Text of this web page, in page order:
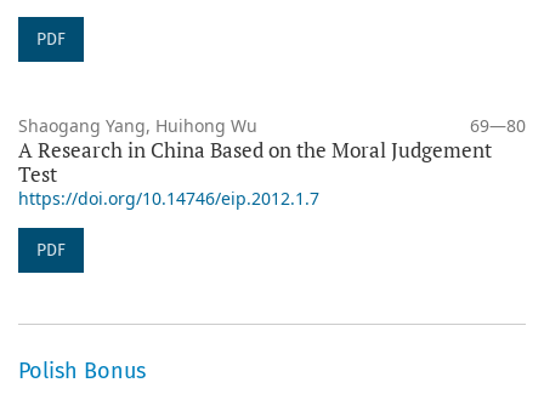
PDF
Shaogang Yang, Huihong Wu 69—80
A Research in China Based on the Moral Judgement
Test
https://doi.org/10.14746/eip.2012.1.7
PDF
Polish Bonus